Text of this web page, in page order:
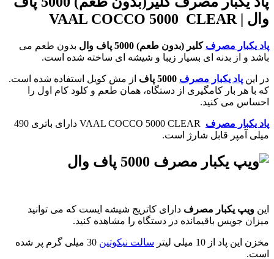
وال | VAAL COCCO 5000 CLEAR
پاد یکبار مصرف کلیر (بدون طعم) 5000 پاف وال
بدون طعم می
باشد و از بدنه ای بسیار زیبا و شیشه ای ساخته شده است.
در این پاد یکبار مصرف
از مش کویل استفاده شده است.
که با هر بار کامگیری از دستگاه، همان طعم و کلود کام اول را
احساس می کنید.
پاد یکبار مصرف
VAAL COCCO 5000 CLEAR دارای باتری 490
میلی آمپر قابل شارژ است.
این ویپ یکبار مصرف دارای کاتریج شیشه ایست که می توانید
میزان جویس باقیمانده در دستگاه را مشاهده کنید.
مخزن این پاد از 10 میلی لیتر سالت نیکوتین
30 میلی گرم پر شده
است.